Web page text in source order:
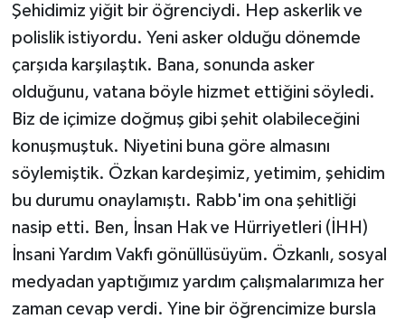
Şehidimiz yiğit bir öğrenciydi. Hep askerlik ve
polislik istiyordu. Yeni asker olduğu dönemde
çarşıda karşılaştık. Bana, sonunda asker
olduğunu, vatana böyle hizmet ettiğini söyledi.
Biz de içimize doğmuş gibi şehit olabileceğini
konuşmuştuk. Niyetini buna göre almasını
söylemiştik. Özkan kardeşimiz, yetimim, şehidim
bu durumu onaylamıştı. Rabb'im ona şehitliği
nasip etti. Ben, İnsan Hak ve Hürriyetleri (İHH)
İnsani Yardım Vakfı gönüllüsüyüm. Özkanlı, sosyal
medyadan yaptığımız yardım çalışmalarımıza her
zaman cevap verdi. Yine bir öğrencimize bursla